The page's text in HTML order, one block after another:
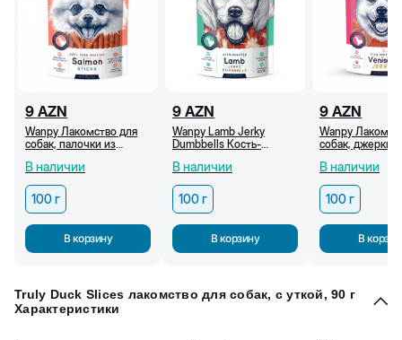
9 AZN
Wanpy Лакомство для
собак, палочки из
В наличии
100 г
В корзину
9 AZN
Wanpy Lamb Jerky
Dumbbells Кость-
собак, 100 г
В наличии
100 г
В корзину
9 AZN
Wanpy
собак, джерки
В наличии
100 г
В
Truly Duck Slices лакомство для собак, с уткой, 90 г
Характеристики